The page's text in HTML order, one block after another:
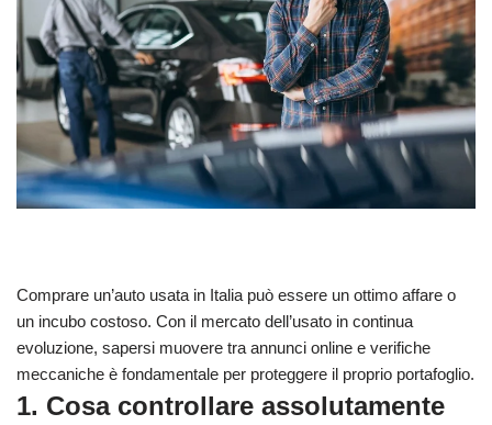
Comprare un’auto usata in Italia può essere un ottimo affare o
un incubo costoso. Con il mercato dell’usato in continua
evoluzione, sapersi muovere tra annunci online e verifiche
meccaniche è fondamentale per proteggere il proprio portafoglio.
1. Cosa controllare assolutamente